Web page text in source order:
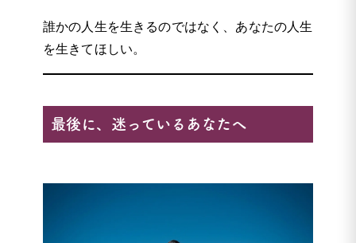
誰かの人生を生きるのではなく、あなたの人生
を生きてほしい。
最後に、迷っているあなたへ